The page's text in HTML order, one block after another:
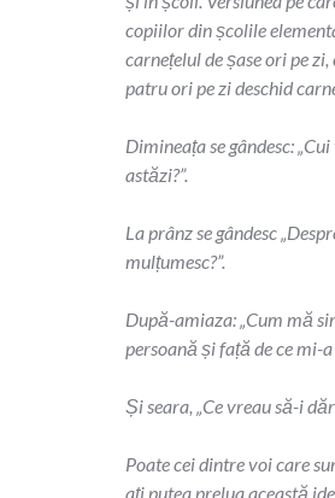
copiilor din școlile
carnețelul de șase ori pe
patru ori pe zi deschid
Dimineața se gândesc:
astăzi?”.
La prânz se gândesc
mulțumesc?”.
După-amiaza: „Cum mă
persoană și față de ce mi-a
Și seara, „Ce vreau să-i
Poate cei dintre voi care
ați putea prelua această